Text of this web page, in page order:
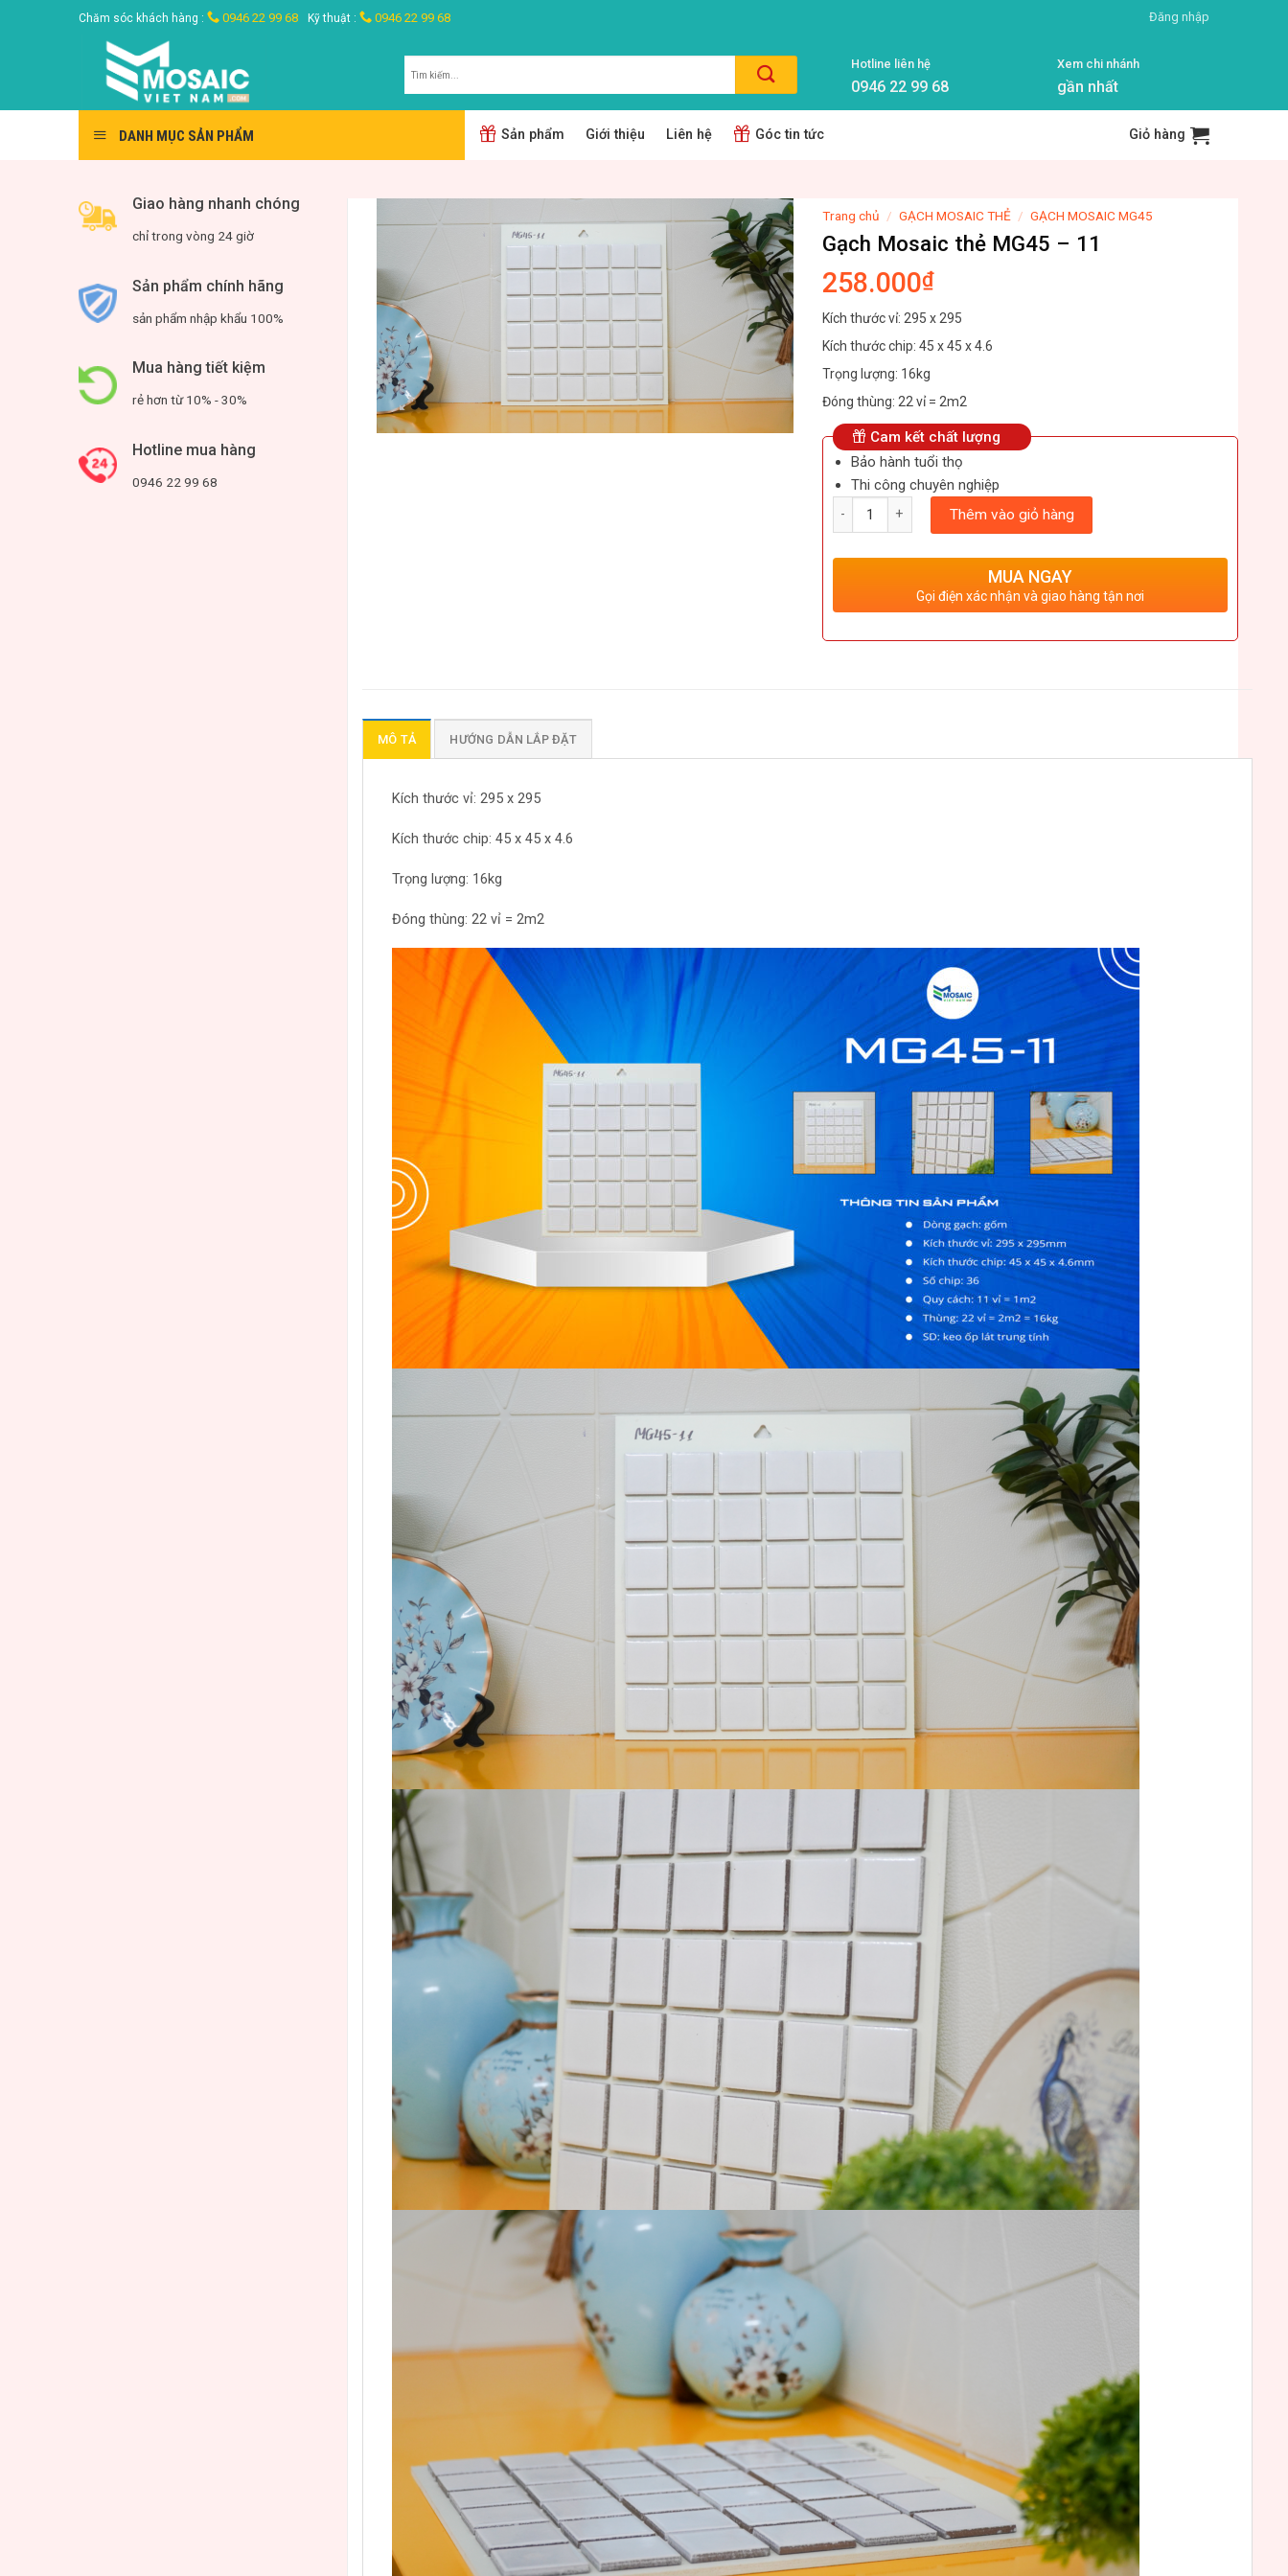
Chăm sóc khách hàng : 0946 22 99 68 Kỹ thuật : 0946 22 99 68 Đăng nhập
Hotline liên hệ
0946 22 99 68
Xem chi nhánh
gần nhất
DANH MỤC SẢN PHẨM Sản phẩm Giới thiệu Liên hệ Góc tin tức Giỏ hàng
Giao hàng nhanh chóng
chỉ trong vòng 24 giờ
Sản phẩm chính hãng
sản phẩm nhập khẩu 100%
Mua hàng tiết kiệm
rẻ hơn từ 10% - 30%
Hotline mua hàng
0946 22 99 68
Trang chủ / GẠCH MOSAIC THẺ / GẠCH MOSAIC MG45
Gạch Mosaic thẻ MG45 – 11
258.000₫
Kích thước vỉ: 295 x 295
Kích thước chip: 45 x 45 x 4.6
Trọng lượng: 16kg
Đóng thùng: 22 vỉ = 2m2
Cam kết chất lượng
Bảo hành tuổi thọ
Thi công chuyên nghiệp
Thêm vào giỏ hàng
MUA NGAY
Gọi điện xác nhận và giao hàng tận nơi
MÔ TẢ HƯỚNG DẪN LẮP ĐẶT
Kích thước vỉ: 295 x 295
Kích thước chip: 45 x 45 x 4.6
Trọng lượng: 16kg
Đóng thùng: 22 vỉ = 2m2